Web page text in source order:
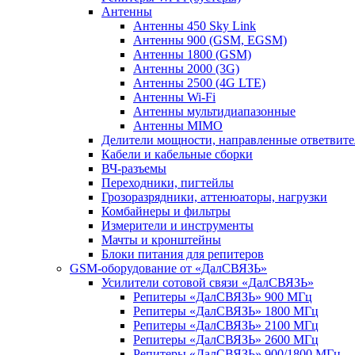
Антенны
Антенны 450 Sky Link
Антенны 900 (GSM, EGSM)
Антенны 1800 (GSM)
Антенны 2000 (3G)
Антенны 2500 (4G LTE)
Антенны Wi-Fi
Антенны мультидиапазонные
Антенны MIMO
Делители мощности, направленные
Кабели и кабельные сборки
ВЧ-разъемы
Переходники, пигтейлы
Грозоразрядники, аттенюаторы, нагрузки
Комбайнеры и фильтры
Измерители и инструменты
Мачты и кронштейны
Блоки питания для репитеров
GSM-оборудование от «ДалСВЯЗЬ»
Усилители сотовой связи «ДалСВЯЗЬ»
Репитеры «ДалСВЯЗЬ» 900 МГц
Репитеры «ДалСВЯЗЬ» 1800 МГц
Репитеры «ДалСВЯЗЬ» 2100 МГц
Репитеры «ДалСВЯЗЬ» 2600 МГц